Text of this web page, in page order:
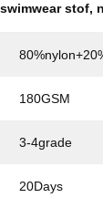
stof,
180GSM
3-4grade
20Days